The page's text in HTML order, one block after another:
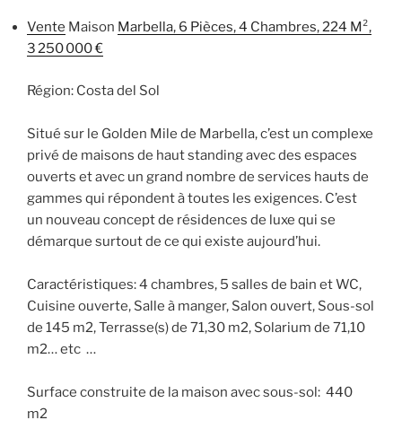
Vente Maison Marbella, 6 Pièces, 4 Chambres, 224 M²,
3 250 000 €
Région: Costa del Sol
Situé sur le Golden Mile de Marbella, c’est un complexe
privé de maisons de haut standing avec des espaces
ouverts et avec un grand nombre de services hauts de
gammes qui répondent à toutes les exigences. C’est
un nouveau concept de résidences de luxe qui se
démarque surtout de ce qui existe aujourd’hui.
Caractéristiques: 4 chambres, 5 salles de bain et WC,
Cuisine ouverte, Salle à manger, Salon ouvert, Sous-sol
de 145 m2, Terrasse(s) de 71,30 m2, Solarium de 71,10
m2… etc …
Surface construite de la maison avec sous-sol: 440
m2